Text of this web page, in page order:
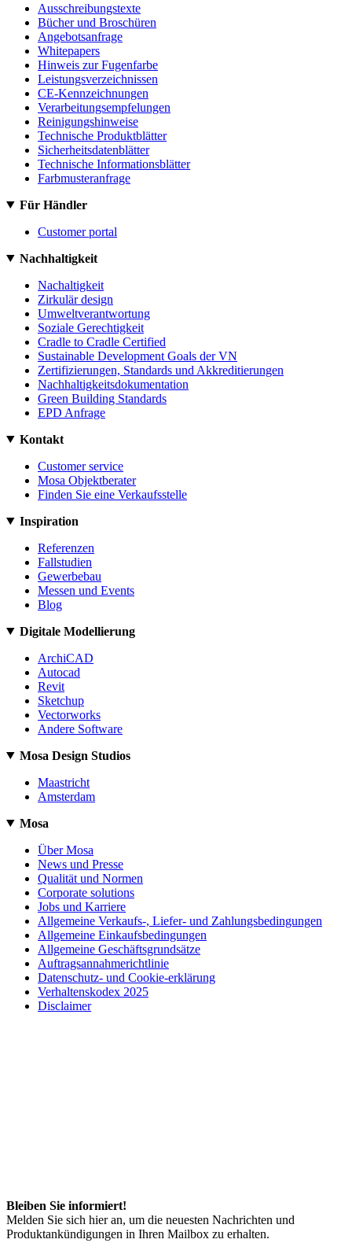
Ausschreibungstexte
Bücher und Broschüren
Angebotsanfrage
Whitepapers
Hinweis zur Fugenfarbe
Leistungsverzeichnissen
CE-Kennzeichnungen
Verarbeitungsempfelungen
Reinigungshinweise
Technische Produktblätter
Sicherheitsdatenblätter
Technische Informationsblätter
Farbmusteranfrage
Für Händler
Customer portal
Nachhaltigkeit
Nachaltigkeit
Zirkulär design
Umweltverantwortung
Soziale Gerechtigkeit
Cradle to Cradle Certified
Sustainable Development Goals der VN
Zertifizierungen, Standards und Akkreditierungen
Nachhaltigkeitsdokumentation
Green Building Standards
EPD Anfrage
Kontakt
Customer service
Mosa Objektberater
Finden Sie eine Verkaufsstelle
Inspiration
Referenzen
Fallstudien
Gewerbebau
Messen und Events
Blog
Digitale Modellierung
ArchiCAD
Autocad
Revit
Sketchup
Vectorworks
Andere Software
Mosa Design Studios
Maastricht
Amsterdam
Mosa
Über Mosa
News und Presse
Qualität und Normen
Corporate solutions
Jobs und Karriere
Allgemeine Verkaufs-, Liefer- und Zahlungsbedingungen
Allgemeine Einkaufsbedingungen
Allgemeine Geschäftsgrundsätze
Auftragsannahmerichtlinie
Datenschutz- und Cookie-erklärung
Verhaltenskodex 2025
Disclaimer
Bleiben Sie informiert!
Melden Sie sich hier an, um die neuesten Nachrichten und
Produktankündigungen in Ihren Mailbox zu erhalten.